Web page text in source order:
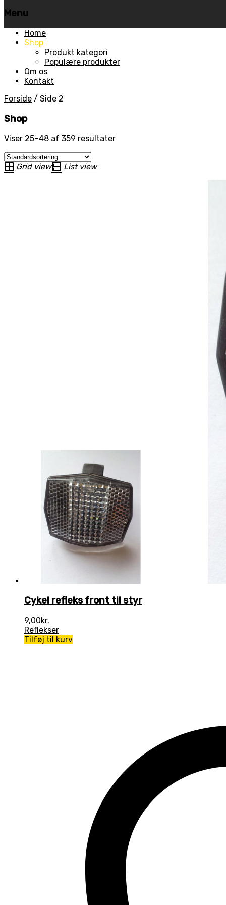
Menu
Skip
Home
Shop
Produkt kategori
Populære produkter
Om os
Kontakt
Forside / Side 2
Shop
Viser 25–48 af 359 resultater
Grid view List view
Cykel refleks front til styr
9,00kr.
Reflekser
Tilføj til kurv